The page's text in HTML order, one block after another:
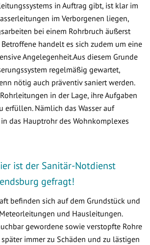
in Auftrag gibt, ist klar im
im Verborgenen liegen,
bei einem Rohrbruch äußerst
handelt es sich zudem um eine
Angelegenheit.Aus diesem Grunde
regelmäßig gewartet,
nötig auch präventiv saniert werden.
in der Lage, ihre Aufgaben
erfüllen. Nämlich das Wasser auf
das Hauptrohr des Wohnkomplexes
ist der Sanitär-Notdienst
gefragt!
befinden sich auf dem Grundstück und
und Hausleitungen.
gewordene sowie verstopfte Rohre
immer zu Schäden und zu lästigen